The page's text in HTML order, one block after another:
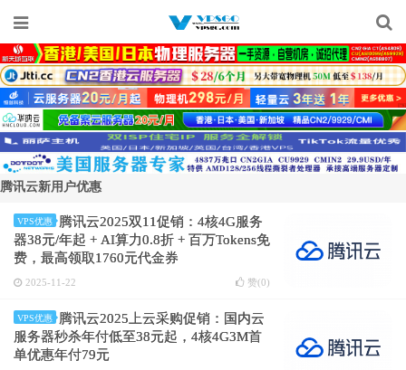
腾讯云新用户优惠
VPS优惠
腾讯云2025双11促销：4核4G服务
器38元/年起 + AI算力0.8折 + 百万Tokens免
费，最高领取1760元代金券
2025-11-22 赞(0)
VPS优惠
腾讯云2025上云采购促销：国内云
服务器秒杀年付低至38元起，4核4G3M首
单优惠年付79元